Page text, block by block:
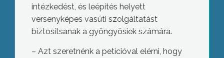
intézkedést, és leépítés helyett
versenyképes vasúti szolgáltatást
biztosítsanak a gyöngyösiek számára.
– Azt szeretnénk a petícióval elérni, hogy